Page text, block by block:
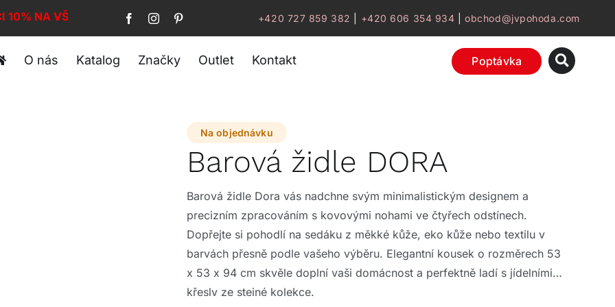
10% NA VŠE! +420 727 859 382 +420 606 354 934 |obchod@jvpohoda.com
O nás Katalog Značky Outlet Kontakt Poptávka
Na objednávku
Barová židle DORA
Barová židle Dora vás nadchne svým minimalistickým designem a
precizním zpracováním s kovovými nohami ve čtyřech odstínech.
Dopřejte si pohodlí na sedáku z měkké kůže, eko kůže nebo textilu v
barvách přesně podle vašeho výběru. Elegantní kousek o rozměrech 53
x 53 x 94 cm skvěle doplní vaši domácnost a perfektně ladí s jídelními
křesly ze stejné kolekce.